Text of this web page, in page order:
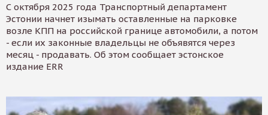
С октября 2025 года Транспортный департамент
Эстонии начнет изымать оставленные на парковке
возле КПП на российской границе автомобили, а потом
- если их законные владельцы не объявятся через
месяц - продавать. Об этом сообщает эстонское
издание ERR